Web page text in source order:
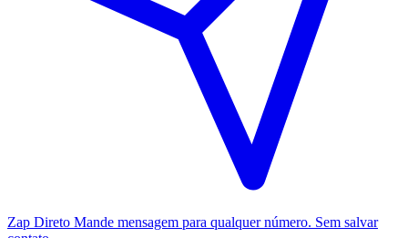
Zap Direto Mande mensagem para qualquer número. Sem salvar